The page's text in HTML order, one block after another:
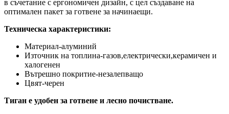
в съчетание с ергономичен дизайн, с цел създаване на
оптимален пакет за готвене за начинаещи.
Техническа характеристики:
Материал-алуминий
Източник на топлина-газов,електрически,керамичен и
халогенен
Вътрешно покритие-незалепващо
Цвят-черен
Тиган е удобен за готвене и лесно почистване.